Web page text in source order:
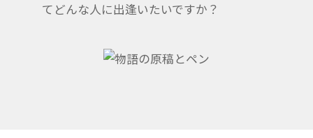
てどんな人に出逢いたいですか？